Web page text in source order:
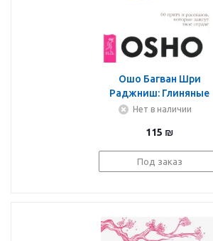
Ошо Багван Шри
Раджниш: Глиняные
лампы. 60 притч и
зажгут твое сердце
Нет в наличии
115 ₪
Под заказ